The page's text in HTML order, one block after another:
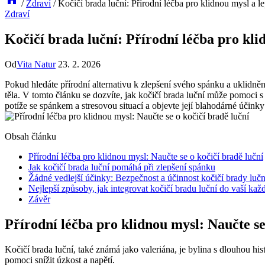
/ Zdraví / Kočičí brada luční: Přírodní léčba pro klidnou mysl a
Zdraví
Kočičí brada luční: Přírodní léčba pro
OdVita Natur 23. 2. 2026
Pokud hledáte přírodní alternativu k zlepšení svého spánku a
těla. V tomto článku se dozvíte, jak kočičí brada luční může pomoci
potíže se spánkem a stresovou situací a objevte její blahodárné
Obsah článku
Přírodní léčba pro klidnou mysl: Naučte se o kočičí bradě luční
Jak kočičí brada luční pomáhá při zlepšení spánku
Žádné vedlejší účinky: Bezpečnost a účinnost kočičí brady
Nejlepší způsoby, jak integrovat kočičí bradu luční do vaší
Závěr
Přírodní léčba pro klidnou mysl: Naučte
Kočičí brada luční, také známá jako valeriána, je bylina s dlouhou
pomoci snížit úzkost a napětí.